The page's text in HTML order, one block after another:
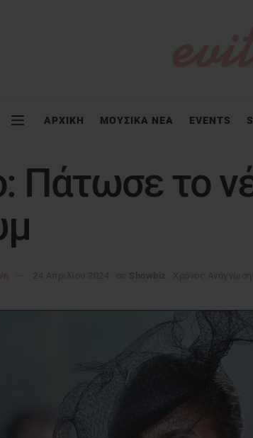
ΑΡΧΙΚΗ ΜΟΥΣΙΚΑ ΝΕΑ EVENTS
Πάτωσε το